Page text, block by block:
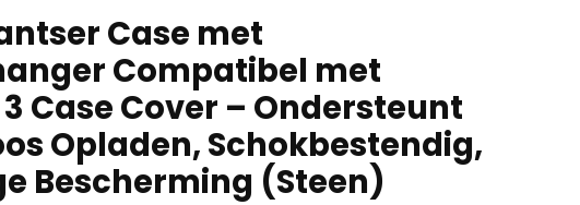
Case met
Compatibel met
Case Cover – Ondersteunt
Opladen, Schokbestendig,
Bescherming (Steen)